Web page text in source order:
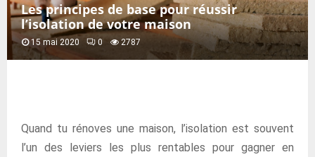
Les principes de base pour réussir
l’isolation de votre maison
15 mai 2020 0 2787
Quand tu rénoves une maison, l’isolation est souvent
l’un des leviers les plus rentables pour gagner en